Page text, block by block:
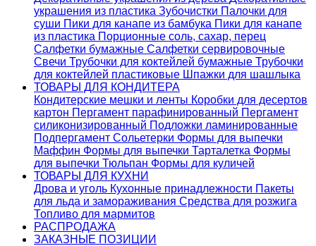
украшения из пластика Зубочистки Палочки для
суши Пики для канапе из бамбука Пики для канапе
из пластика Порционные соль, сахар, перец
Салфетки бумажные Салфетки сервировочные
Свечи Трубочки для коктейлей бумажные Трубочки
для коктейлей пластиковые Шпажки для шашлыка
ТОВАРЫ ДЛЯ КОНДИТЕРА
Кондитерские мешки и ленты Коробки для десертов
картон Пергамент парафинированный Пергамент
силиконизированный Подложки ламинированные
Подпергамент Сольетерки Формы для выпечки
Маффин Формы для выпечки Тарталетка Формы
для выпечки Тюльпан Формы для куличей
ТОВАРЫ ДЛЯ КУХНИ
Дрова и уголь Кухонные принадлежности Пакеты
для льда и замораживания Средства для розжига
Топливо для мармитов
РАСПРОДАЖА
ЗАКАЗНЫЕ ПОЗИЦИИ